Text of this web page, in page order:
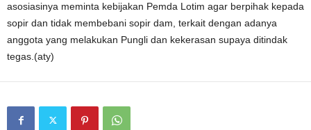
asosiasinya meminta kebijakan Pemda Lotim agar berpihak kepada
sopir dan tidak membebani sopir dam, terkait dengan adanya
anggota yang melakukan Pungli dan kekerasan supaya ditindak
tegas.(aty)